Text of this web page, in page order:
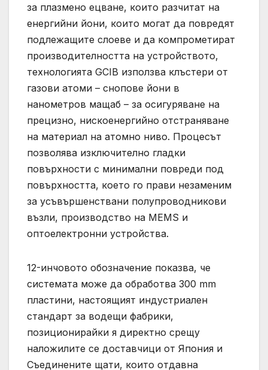
за плазмено ецване, които разчитат на
енергийни йони, които могат да повредят
подлежащите слоеве и да компрометират
производителността на устройството,
технологията GCIB използва клъстери от
газови атоми – снопове йони в
нанометров мащаб – за осигуряване на
прецизно, нискоенергийно отстраняване
на материал на атомно ниво. Процесът
позволява изключително гладки
повърхности с минимални повреди под
повърхността, което го прави незаменим
за усъвършенствани полупроводникови
възли, производство на MEMS и
оптоелектронни устройства.
12-инчовото обозначение показва, че
системата може да обработва 300 mm
пластини, настоящият индустриален
стандарт за водещи фабрики,
позиционирайки я директно срещу
наложилите се доставчици от Япония и
Съединените щати, които отдавна